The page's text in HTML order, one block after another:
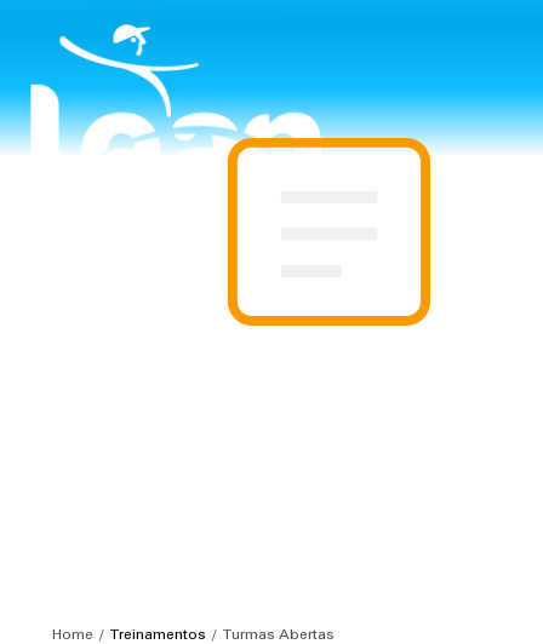
Home Treinamentos
Turmas Abertas